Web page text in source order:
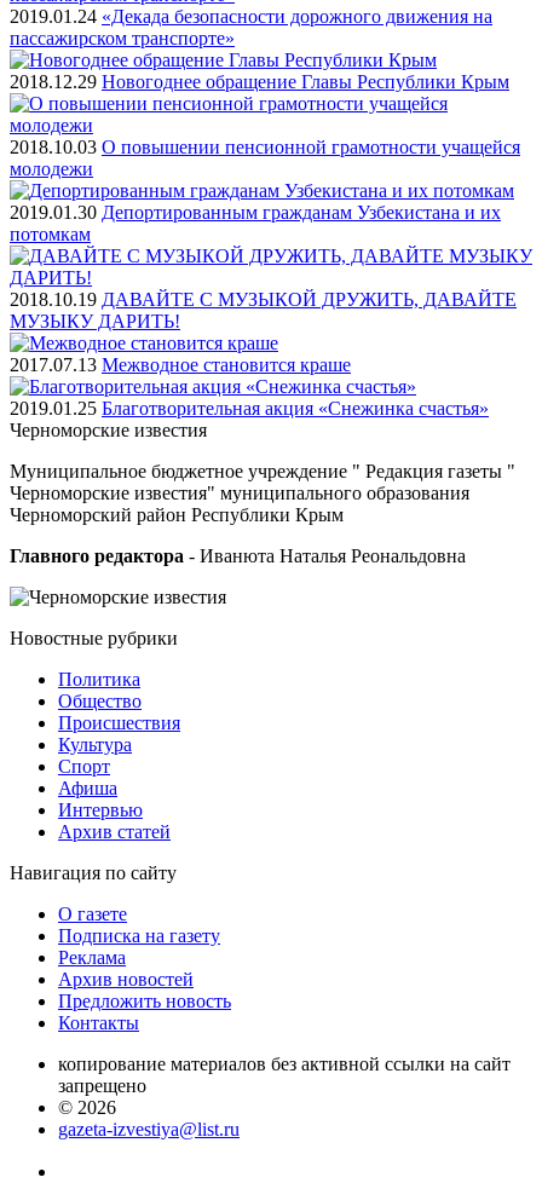
2019.01.24 «Декада безопасности дорожного движения на
пассажирском транспорте»
2018.12.29 Новогоднее обращение Главы Республики Крым
2018.10.03 О повышении пенсионной грамотности учащейся
молодежи
2019.01.30 Депортированным гражданам Узбекистана и их
потомкам
2018.10.19 ДАВАЙТЕ С МУЗЫКОЙ ДРУЖИТЬ, ДАВАЙТЕ
МУЗЫКУ ДАРИТЬ!
2017.07.13 Межводное становится краше
2019.01.25 Благотворительная акция «Снежинка счастья»
Черноморские известия
Муниципальное бюджетное учреждение " Редакция газеты "
Черноморские известия" муниципального образования
Черноморский район Республики Крым
Главного редактора - Иванюта Наталья Реональдовна
Новостные рубрики
Политика
Общество
Проиcшествия
Культура
Спорт
Афиша
Интервью
Архив статей
Навигация по сайту
О газете
Подписка на газету
Реклама
Архив новостей
Предложить новость
Контакты
копирование материалов без активной ссылки на сайт
запрещено
© 2026
gazeta-izvestiya@list.ru